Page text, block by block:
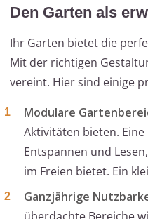
Den Garten als
Ihr Garten bietet die
Mit der richtigen
vereint. Hier sind einige
Modulare
Aktivitäten bieten.
Entspannen und
im Freien bietet. Ein
Ganzjährige